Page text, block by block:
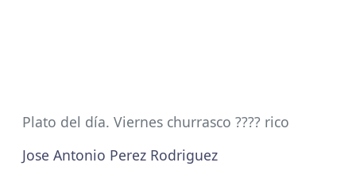
Plato del día. Viernes churrasco ???? rico
Jose Antonio Perez Rodriguez